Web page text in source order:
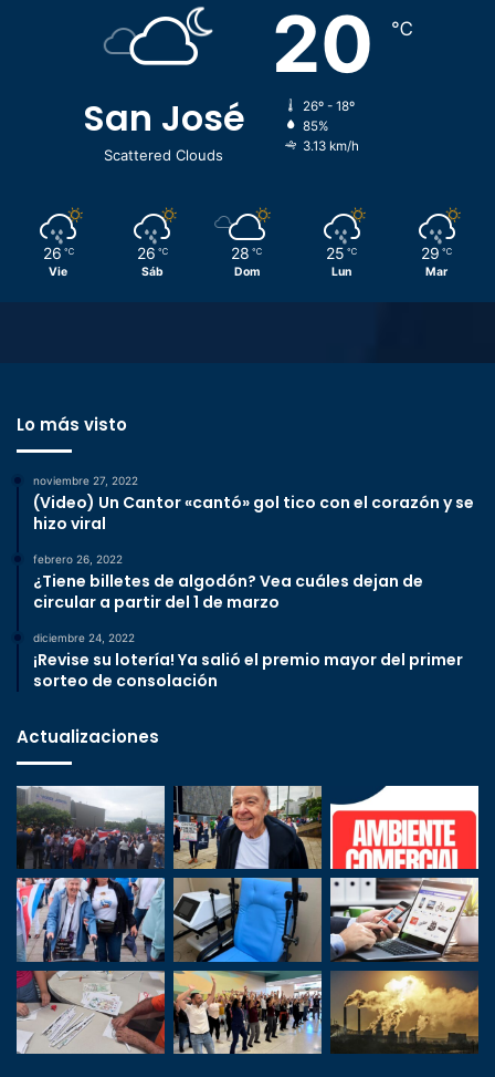
San José
Scattered Clouds
20 ℃
26º - 18º
85%
3.13 km/h
26 ℃
Vie
26 ℃
Sáb
28 ℃
Dom
25 ℃
Lun
29 ℃
Mar
Lo más visto
noviembre 27, 2022
(Video) Un Cantor «cantó» gol tico con el corazón y se
hizo viral
febrero 26, 2022
¿Tiene billetes de algodón? Vea cuáles dejan de
circular a partir del 1 de marzo
diciembre 24, 2022
¡Revise su lotería! Ya salió el premio mayor del primer
sorteo de consolación
Actualizaciones